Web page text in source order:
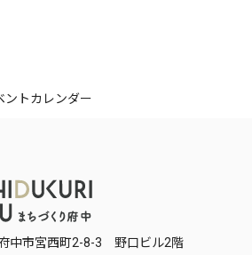
ントカレンダー
中市宮西町2-8-3 野口ビル2階